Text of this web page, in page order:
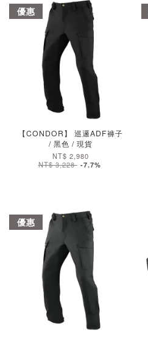
加入購物車
優惠
【CONDOR】 巡邏ADF褲子
/ 黑色 / 現貨
NT$ 2,980
NT$ 3,228 -7.7%
加入購物車
優惠